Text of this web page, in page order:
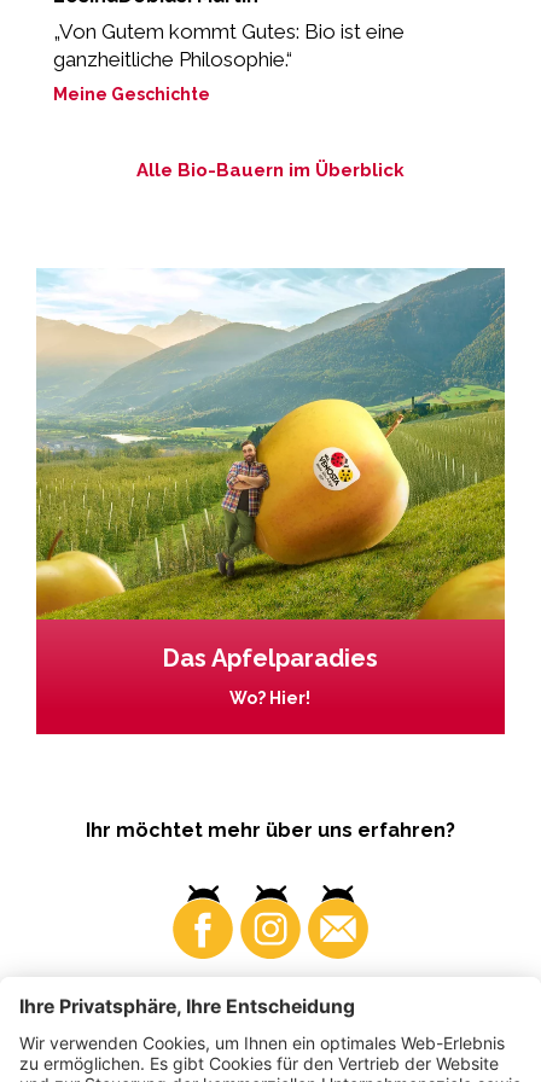
„Von Gutem kommt Gutes: Bio ist eine
ganzheitliche Philosophie.“
Meine Geschichte
Alle Bio-Bauern im Überblick
Das Apfelparadies
Wo? Hier!
Ihr möchtet mehr über uns erfahren?
Business Produzenten